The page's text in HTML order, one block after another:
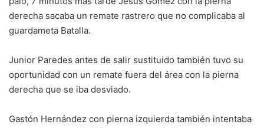
derecha sacaba un remate rastrero que no complicaba al
guardameta Batalla.
Junior Paredes antes de salir sustituido también tuvo su
oportunidad con un remate fuera del área con la pierna
derecha que se iba desviado.
Gastón Hernández con pierna izquierda también intentaba